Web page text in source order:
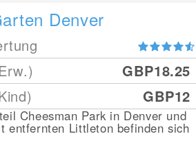
Denver
GBP18.25
GBP12
Cheesman Park in Denver und
entfernten Littleton befinden sich